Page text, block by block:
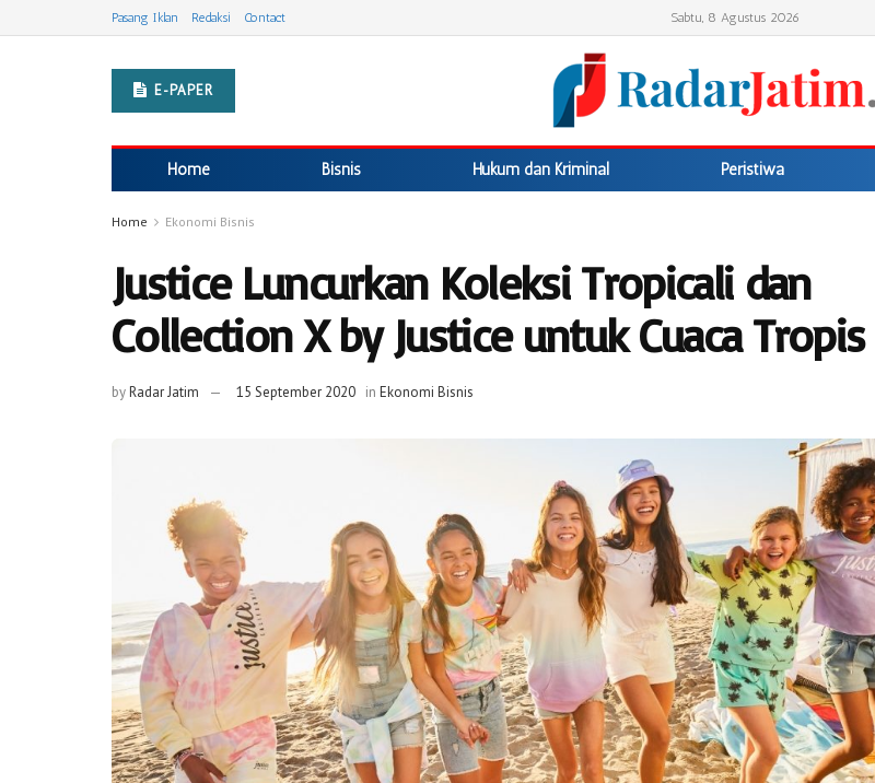
Pasang Iklan Redaksi Contact Sabtu, 8 Agustus 2026
E-PAPER
Home Bisnis Hukum dan Kriminal Peristiwa
Home Ekonomi Bisnis
Justice Luncurkan Koleksi Tropicali dan
Collection X by Justice untuk Cuaca Tropis
byRadar Jatim 15 September 2020 in Ekonomi Bisnis